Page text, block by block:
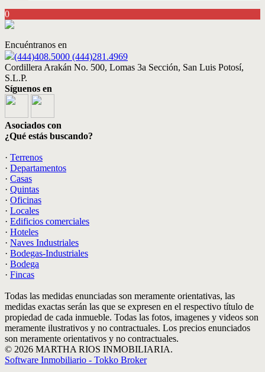
0
Encuéntranos en
(444)408.5000 (444)281.4969
Cordillera Arakán No. 500, Lomas 3a Sección, San Luis Potosí,
S.L.P.
Síguenos en
Asociados con
¿Qué estás buscando?
· Terrenos
· Departamentos
· Casas
· Quintas
· Oficinas
· Locales
· Edificios comerciales
· Hoteles
· Naves Industriales
· Bodegas-Industriales
· Bodega
· Fincas
Todas las medidas enunciadas son meramente orientativas, las
medidas exactas serán las que se expresen en el respectivo título de
propiedad de cada inmueble. Todas las fotos, imagenes y videos son
meramente ilustrativos y no contractuales. Los precios enunciados
son meramente orientativos y no contractuales.
© 2026 MARTHA RIOS INMOBILIARIA.
Software Inmobiliario - Tokko Broker